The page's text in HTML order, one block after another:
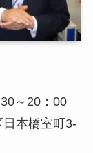
～20：00
本橋室町3-